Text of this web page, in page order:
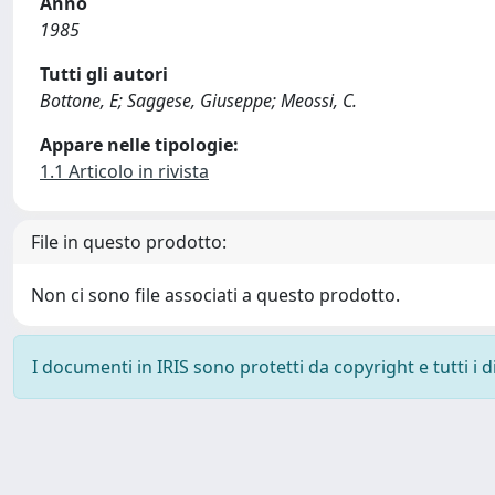
1985
Tutti gli autori
Bottone, E; Saggese, Giuseppe; Meossi, C.
Appare nelle tipologie:
1.1 Articolo in rivista
File in questo prodotto:
Non ci sono file associati a questo prodotto.
I documenti in IRIS sono protetti da copyright e tutti i